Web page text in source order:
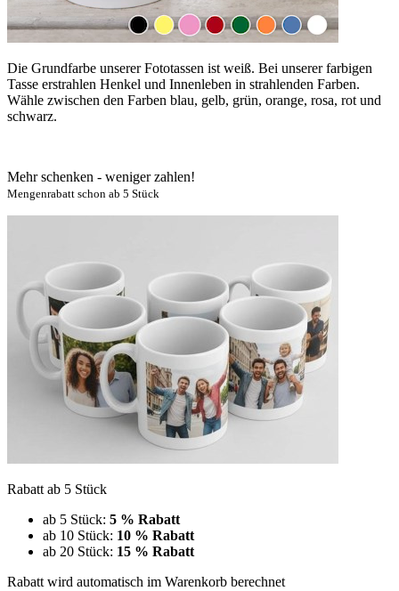
Die Grundfarbe unserer Fototassen ist weiß. Bei unserer farbigen
Tasse erstrahlen Henkel und Innenleben in strahlenden Farben.
Wähle zwischen den Farben blau, gelb, grün, orange, rosa, rot und
schwarz.
Mehr schenken - weniger zahlen!
Mengenrabatt schon ab 5 Stück
Rabatt ab 5 Stück
ab 5 Stück: 5 % Rabatt
ab 10 Stück: 10 % Rabatt
ab 20 Stück: 15 % Rabatt
Rabatt wird automatisch im Warenkorb berechnet